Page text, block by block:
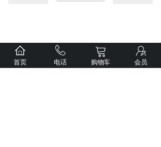
首页 电话 购物车 会员